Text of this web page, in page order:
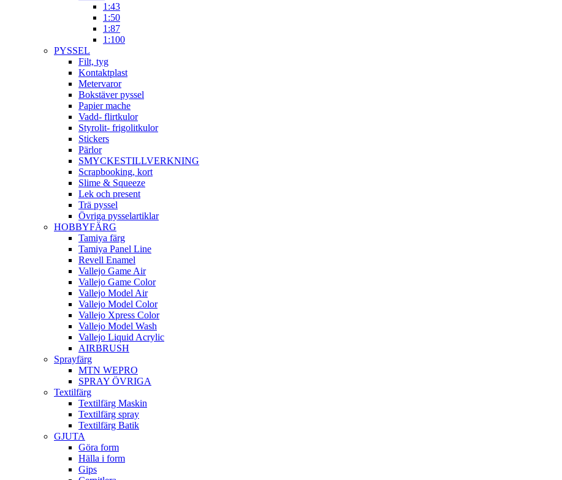
1:43
1:50
1:87
1:100
PYSSEL
Filt, tyg
Kontaktplast
Metervaror
Bokstäver pyssel
Papier mache
Vadd- flirtkulor
Styrolit- frigolitkulor
Stickers
Pärlor
SMYCKESTILLVERKNING
Scrapbooking, kort
Slime & Squeeze
Lek och present
Trä pyssel
Övriga pysselartiklar
HOBBYFÄRG
Tamiya färg
Tamiya Panel Line
Revell Enamel
Vallejo Game Air
Vallejo Game Color
Vallejo Model Air
Vallejo Model Color
Vallejo Xpress Color
Vallejo Model Wash
Vallejo Liquid Acrylic
AIRBRUSH
Sprayfärg
MTN WEPRO
SPRAY ÖVRIGA
Textilfärg
Textilfärg Maskin
Textilfärg spray
Textilfärg Batik
GJUTA
Göra form
Hälla i form
Gips